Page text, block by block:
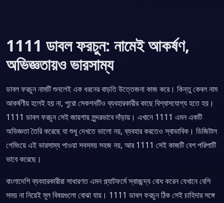
1111 ডাবল ফরচুন: নামেই আকর্ষণ,
অভিজ্ঞতায়ও ভারসাম্য
ডাবল ফরচুন নামটি শুনলেই এক ধরনের বাড়তি উত্তেজনা কাজ করে। কিন্তু কেবল নাম
আকর্ষণীয় হলেই হয় না, পুরো সেকশনটিও ব্যবহারকারীর কাছে বিশ্বাসযোগ্য হতে হয়।
1111 ডাবল ফরচুন সেই জায়গায় সুন্দরভাবে দাঁড়ায়। এখানে 1111 এমন একটি
অভিজ্ঞতা তৈরি করেছে যা শুধু দেখতে ভালো নয়, ব্যবহার করতেও স্বাভাবিক। ডিজিটাল
গেমিংয়ে এই ভারসাম্য পাওয়া সবসময় সহজ নয়, আর 1111 সেই কাজটি বেশ পরিপাটি
ভাবে করেছে।
বাংলাদেশি ব্যবহারকারীরা সাধারণত এমন প্ল্যাটফর্মে স্বাচ্ছন্দ্য বোধ করেন যেখানে বেশি
সময় না নিয়েই মূল বিষয়গুলো বোঝা যায়। 1111 ডাবল ফরচুন ঠিক সেই চাহিদার সঙ্গে